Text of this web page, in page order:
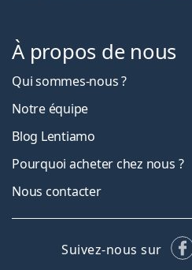
À propos de nous
Qui sommes-nous ?
Notre équipe
Blog Lentiamo
Pourquoi acheter chez nous ?
Nous contacter
Suivez-nous sur